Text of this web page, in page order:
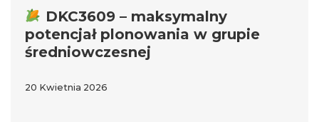
DKC3609 – maksymalny
potencjał plonowania w grupie
średniowczesnej
20 Kwietnia 2026